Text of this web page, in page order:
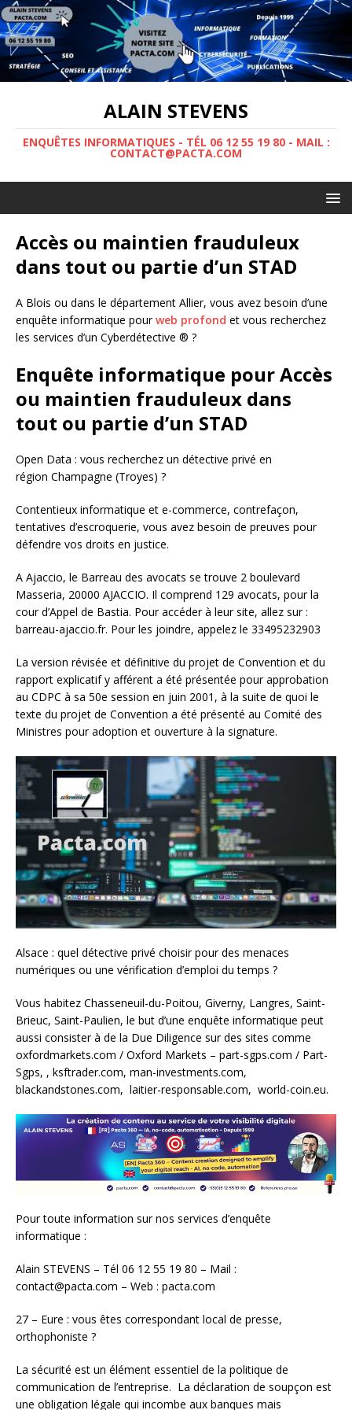
ALAIN STEVENS
ENQUÊTES INFORMATIQUES - TÉL 06 12 55 19 80 - MAIL :
CONTACT@PACTA.COM
Accès ou maintien frauduleux
dans tout ou partie d’un STAD
A Blois ou dans le département Allier, vous avez besoin d’une
enquête informatique pourweb profond et vous recherchez
les services d’un Cyberdétective ® ?
Enquête informatique pour Accès
ou maintien frauduleux dans
tout ou partie d’un STAD
Open Data : vous recherchez un détective privé en
région Champagne (Troyes) ?
Contentieux informatique et e-commerce, contrefaçon,
tentatives d’escroquerie, vous avez besoin de preuves pour
défendre vos droits en justice.
A Ajaccio, le Barreau des avocats se trouve 2 boulevard
Masseria, 20000 AJACCIO. Il comprend 129 avocats, pour la
cour d’Appel de Bastia. Pour accéder à leur site, allez sur :
barreau-ajaccio.fr. Pour les joindre, appelez le 33495232903
La version révisée et définitive du projet de Convention et du
rapport explicatif y afférent a été présentée pour approbation
au CDPC à sa 50e session en juin 2001, à la suite de quoi le
texte du projet de Convention a été présenté au Comité des
Ministres pour adoption et ouverture à la signature.
Alsace : quel détective privé choisir pour des menaces
numériques ou une vérification d’emploi du temps ?
Vous habitez Chasseneuil-du-Poitou, Giverny, Langres, Saint-
Brieuc, Saint-Paulien, le but d’une enquête informatique peut
aussi consister à de la Due Diligence sur des sites comme
oxfordmarkets.com / Oxford Markets – part-sgps.com / Part-
Sgps, , ksftrader.com, man-investments.com,
blackandstones.com, laitier-responsable.com, world-coin.eu.
Pour toute information sur nos services d’enquête
informatique :
Alain STEVENS – Tél 06 12 55 19 80 – Mail :
contact@pacta.com – Web : pacta.com
27 – Eure : vous êtes correspondant local de presse,
orthophoniste ?
La sécurité est un élément essentiel de la politique de
communication de l’entreprise. La déclaration de soupçon est
une obligation légale qui incombe aux banques mais